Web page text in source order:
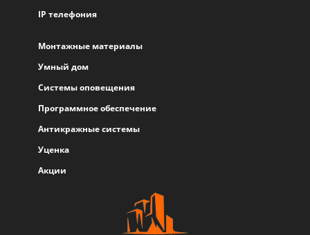
IP телефония
Монтажные материалы
Умный дом
Системы оповещения
Программное обеспечение
Антикражные системы
Уценка
Акции